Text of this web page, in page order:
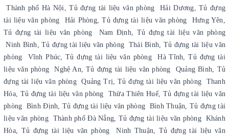
Thành phố Hà Nội, Tủ đựng tài liệu văn phòng Hải Dương, Tủ đựng
tài liệu văn phòng Hải Phòng, Tủ đựng tài liệu văn phòng Hưng Yên,
Tủ đựng tài liệu văn phòng Nam Định, Tủ đựng tài liệu văn phòng
Ninh Bình, Tủ đựng tài liệu văn phòng Thái Bình, Tủ đựng tài liệu văn
phòng Vĩnh Phúc, Tủ đựng tài liệu văn phòng Hà Tĩnh, Tủ đựng tài
liệu văn phòng Nghệ An, Tủ đựng tài liệu văn phòng Quảng Bình, Tủ
đựng tài liệu văn phòng Quảng Trị, Tủ đựng tài liệu văn phòng Thanh
Hóa, Tủ đựng tài liệu văn phòng Thừa Thiên Huế, Tủ đựng tài liệu văn
phòng Bình Định, Tủ đựng tài liệu văn phòng Bình Thuận, Tủ đựng tài
liệu văn phòng Thành phố Đà Nẵng, Tủ đựng tài liệu văn phòng Khánh
Hòa, Tủ đựng tài liệu văn phòng Ninh Thuận, Tủ đựng tài liệu văn